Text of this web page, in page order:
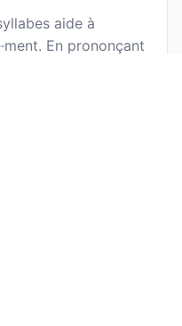
aide à
En prononçant